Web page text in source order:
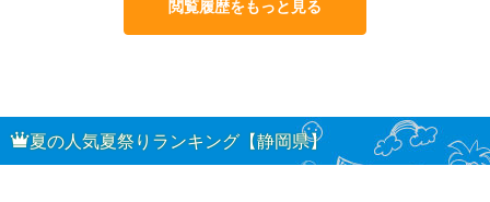
閲覧履歴をもっと見る
夏の人気夏祭りランキング【静岡県】